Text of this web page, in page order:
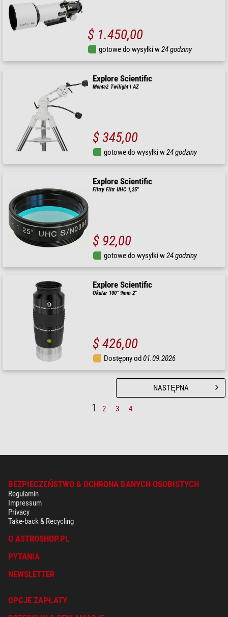
$ 1.450,00
gotowe do wysyłki w24 godziny
Explore Scientific
Montaż Twilight I AZ
$ 345,00
gotowe do wysyłki w24 godziny
Explore Scientific
Filtry Filtr UHC 1,25"
$ 92,00
gotowe do wysyłki w24 godziny
Explore Scientific
Okular 100° 9mm 2"
$ 426,00
Dostępny od01.09.2026
1 2 3 4
NASTĘPNA
BEZPIECZEŃSTWO & OCHRONA DANYCH OSOBISTYCH
Regulamin
Impressum
Privacy
Take-back & Recycling
O ASTROSHOP.PL
PYTANIA
NEWSLETTER
OPCJE ZAPŁATY